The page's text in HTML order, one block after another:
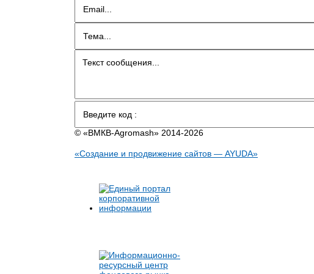
© «BMКB-Аgromash» 2014-2026
«Создание и продвижение сайтов — AYUDA»